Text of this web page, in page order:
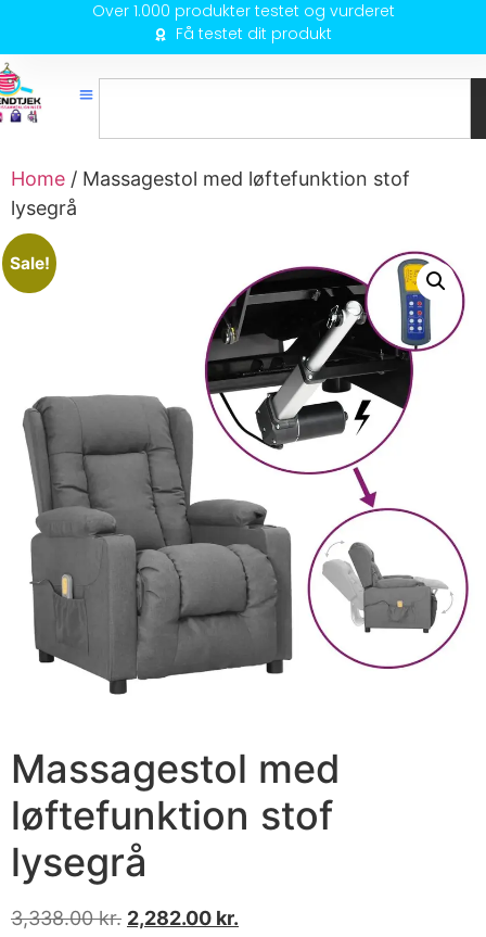
Over 1.000 produkter testet og vurderet
Få testet dit produkt
Home / Massagestol med løftefunktion stof
lysegrå
Sale!
Massagestol med
løftefunktion stof
lysegrå
3,338.00kr. 2,282.00 kr.